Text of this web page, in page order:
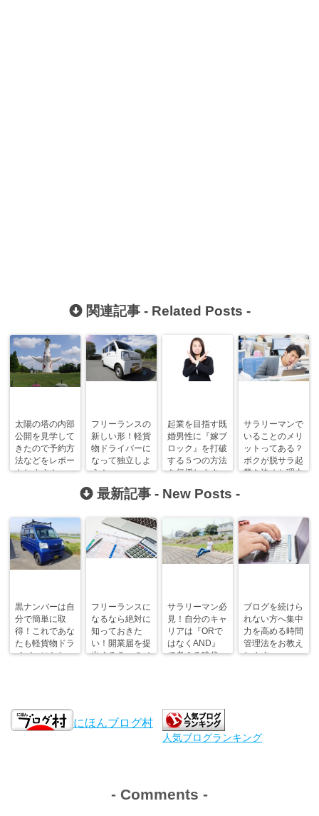
関連記事 - Related Posts -
太陽の塔の内部
公開を見学して
きたので予約方
法などをレポー
トします！
フリーランスの
新しい形！軽貨
物ドライバーに
なって独立しよ
う！
起業を目指す既
婚男性に『嫁ブ
ロック』を打破
する５つの方法
を伝授します。
サラリーマンで
いることのメリ
ットってある？
ボクが脱サラ起
業を決めた理由
最新記事 - New Posts -
黒ナンバーは自
分で簡単に取
得！これであな
たも軽貨物ドラ
イバーになれ
フリーランスに
なるなら絶対に
知っておきた
い！開業届を提
出する５つのメ
サラリーマン必
見！自分のキャ
リアは『ORで
はなくAND』
で考える時代。
ブログを続けら
れない方へ集中
力を高める時間
管理法をお教え
します。
にほんブログ村
人気ブログランキング
- Comments -